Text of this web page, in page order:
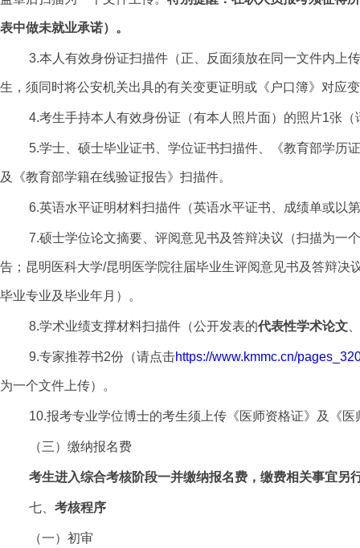
表中做未就业承诺）。
3.本人有效身份证扫描件（正、反面须放在同一文件内上
生，须同时将公安机关出具的有关变更证明或《户口簿》对应
4.考生手持本人有效身份证（有本人照片面）的照片1张
5.学士、硕士毕业证书、学位证书扫描件、《教育部学历
及《教育部学籍在线验证报告》扫描件。
6.英语水平证明材料扫描件（英语水平证书、成绩单或以
7.硕士学位论文摘要、评阅意见书及答辩决议（扫描为一
告；昆明医科大学/昆明医学院往届毕业生评阅意见书及答辩
毕业专业及毕业年月）。
8.学术业绩支撑材料扫描件（公开发表的代表性学术论文
9.专家推荐书2份（请点击https://www.kmmc.cn/
为一个文件上传）。
10.报考专业学位博士的考生须上传《医师资格证》及《
（三）缴纳报名费
考生进入综合考核阶段一并缴纳报名费，缴费相关事宜另
七、 考核程序
（一）初审